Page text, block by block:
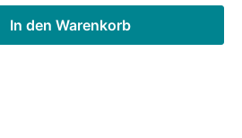
In den Warenkorb